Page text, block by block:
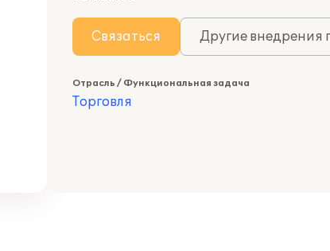
Связаться Другие внедрения
Отрасль / Функциональная задача
Торговля